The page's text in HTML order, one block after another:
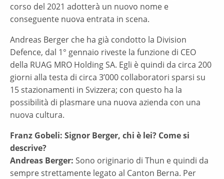
corso del 2021 adotterà un nuovo nome e
conseguente nuova entrata in scena.
Andreas Berger che ha già condotto la Division
Defence, dal 1° gennaio riveste la funzione di CEO
della RUAG MRO Holding SA. Egli è quindi da circa 200
giorni alla testa di circa 3’000 collaboratori sparsi su
15 stazionamenti in Svizzera; con questo ha la
possibilità di plasmare una nuova azienda con una
nuova cultura.
Franz Gobeli: Signor Berger, chi è lei? Come si
descrive?
Andreas Berger: Sono originario di Thun e quindi da
sempre strettamente legato al Canton Berna. Per